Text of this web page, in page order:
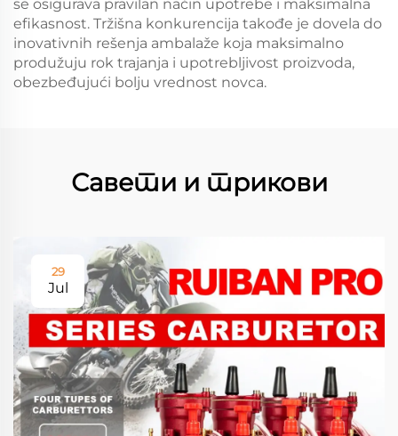
se osigurava pravilan način upotrebe i maksimalna
efikasnost. Tržišna konkurencija takođe je dovela do
inovativnih rešenja ambalaže koja maksimalno
produžuju rok trajanja i upotrebljivost proizvoda,
obezbeđujući bolju vrednost novca.
Савети и трикови
29
Jul